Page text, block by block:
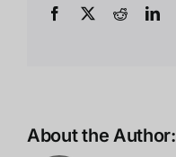
About the Author: